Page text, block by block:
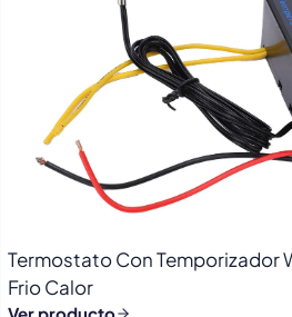
Termostato Con Temporizador
Frio Calor
Ver producto